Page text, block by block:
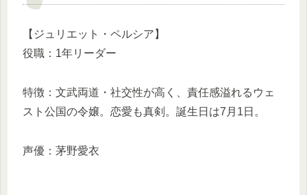
【ジュリエット・ペルシア】
役職：1年リーダー
特徴：文武両道・社交性が高く、責任感溢れるウェ
スト公国の令嬢。恋愛も真剣。誕生日は7月1日。
声優：茅野愛衣